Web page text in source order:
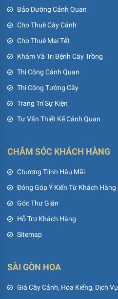
Bảo Dưỡng Cảnh Quan
Cho Thuê Cây Cảnh
Cho Thuê Mai Tết
Khám Và Trị Bệnh Cây Trồng
Thi Công Cảnh Quan
Thi Công Tường Cây
Trang Trí Sự Kiện
Tư Vấn Thiết Kế Cảnh Quan
CHĂM SÓC KHÁCH HÀNG
Chương Trình Hậu Mãi
Đóng Góp Ý Kiến Từ Khách Hàng
Góc Thư Giãn
Hỗ Trợ Khách Hàng
Sitemap
SÀI GÒN HOA
Giá Cây Cảnh, Hoa Kiểng, Dịch Vụ